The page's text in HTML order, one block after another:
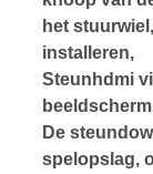
het
installeren,
Steunhdmi
De
spelopslag,